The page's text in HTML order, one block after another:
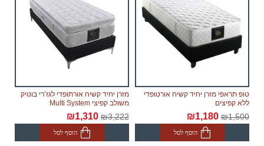
יתכנו עיכובים הקשורים לשילוח הימי בעת הזמנת מחו"ל,
במידה וייחול עיכוב שאינו תלוי בספק, מועד האספקה
יתארך בעוד 30 ימי עבודה ולא יחשב לאיחור.
צוות האתר עושה כל המאמצים על מנת לצמצם זמני
החנות אינה אחראית לכל עיכוב.
ריהוט מקטגוריית " רהיטים מודולריים" הינו מודולרי אשר שומר
לעצמו את הזכות לספק לבצע משלוח עם הגעת המודולים
מהמפעל, תוך 60 ימי עבודה נוספים לאחר אספקת
טופ תראפי מזרן יחיד קשיח אורטופדי
ללא קפיצים
₪1,500
₪1,180
הוסף לסל
מזרן יחיד קשיח אורתופדי לגז’רי בוטיק
משולב קפיצי Multi System
₪3,222
₪1,310
הוסף לסל